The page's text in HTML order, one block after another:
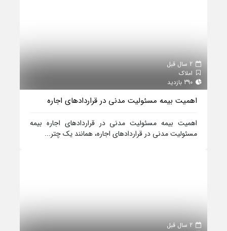
املاک
اهمیت بیمه مسئولیت مدنی در قراردادهای اجاره
اهمیت بیمه مسئولیت مدنی در قراردادهای اجاره بیمه
مسئولیت مدنی در قراردادهای اجاره، همانند یک چتر...